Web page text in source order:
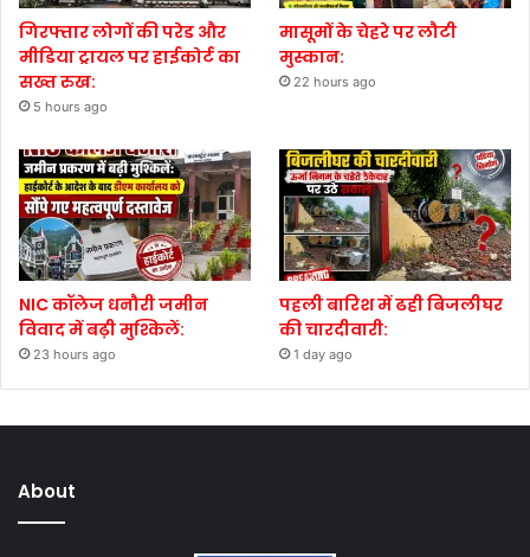
गिरफ्तार लोगों की परेड और
मीडिया ट्रायल पर हाईकोर्ट का
सख्त रुख:
5 hours ago
मासूमों के चेहरे पर लौटी
मुस्कान:
22 hours ago
NIC कॉलेज धनौरी जमीन
विवाद में बढ़ी मुश्किलें:
23 hours ago
पहली बारिश में ढही बिजलीघर
की चारदीवारी:
1 day ago
About